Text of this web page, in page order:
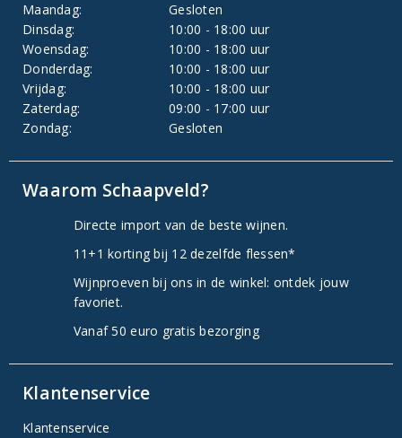
Maandag:
Gesloten
Dinsdag:
10:00 - 18:00 uur
Woensdag:
10:00 - 18:00 uur
Donderdag:
10:00 - 18:00 uur
Vrijdag:
10:00 - 18:00 uur
Zaterdag:
09:00 - 17:00 uur
Zondag:
Gesloten
Waarom Schaapveld?
Directe import van de beste wijnen.
11+1 korting bij 12 dezelfde flessen*
Wijnproeven bij ons in de winkel: ontdek jouw
favoriet.
Vanaf 50 euro gratis bezorging
Klantenservice
Klantenservice